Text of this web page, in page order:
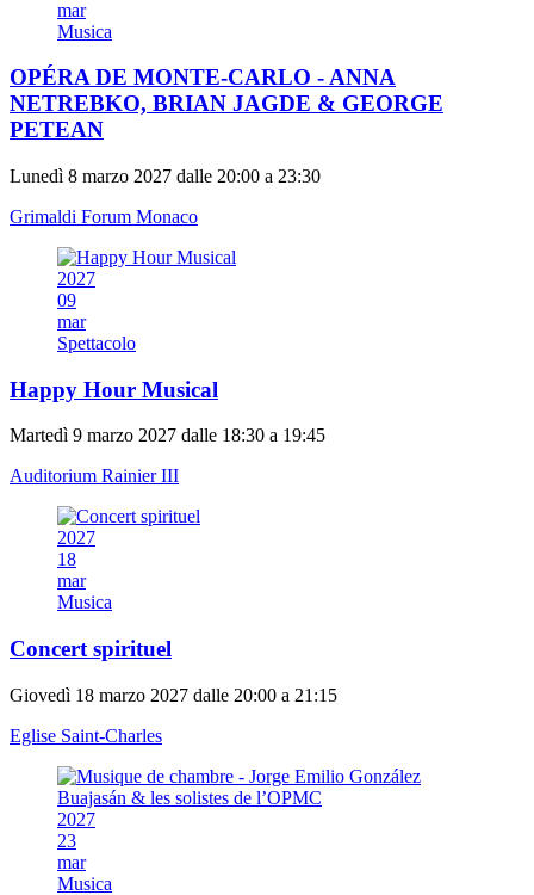
mar
Musica
OPÉRA DE MONTE-CARLO - ANNA
NETREBKO, BRIAN JAGDE & GEORGE
PETEAN
Lunedì 8 marzo 2027 dalle 20:00 a 23:30
Grimaldi Forum Monaco
2027
09
mar
Spettacolo
Happy Hour Musical
Martedì 9 marzo 2027 dalle 18:30 a 19:45
Auditorium Rainier III
2027
18
mar
Musica
Concert spirituel
Giovedì 18 marzo 2027 dalle 20:00 a 21:15
Eglise Saint-Charles
2027
23
mar
Musica